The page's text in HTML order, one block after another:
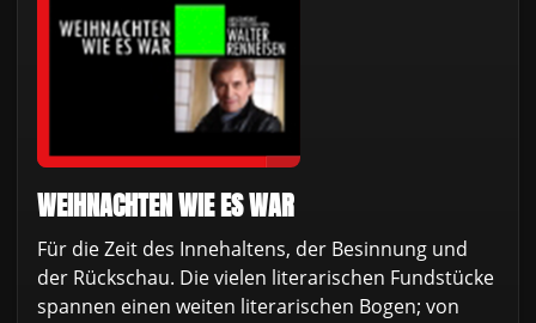
WEIHNACHTEN WIE ES WAR
Für die Zeit des Innehaltens, der Besinnung und
der Rückschau. Die vielen literarischen Fundstücke
spannen einen weiten literarischen Bogen; von